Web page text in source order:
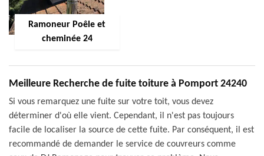
Ramoneur Poêle et
cheminée 24
Meilleure Recherche de fuite toiture à Pomport 24240
Si vous remarquez une fuite sur votre toit, vous devez
déterminer d'où elle vient. Cependant, il n'est pas toujours
facile de localiser la source de cette fuite. Par conséquent, il est
recommandé de demander le service de couvreurs comme